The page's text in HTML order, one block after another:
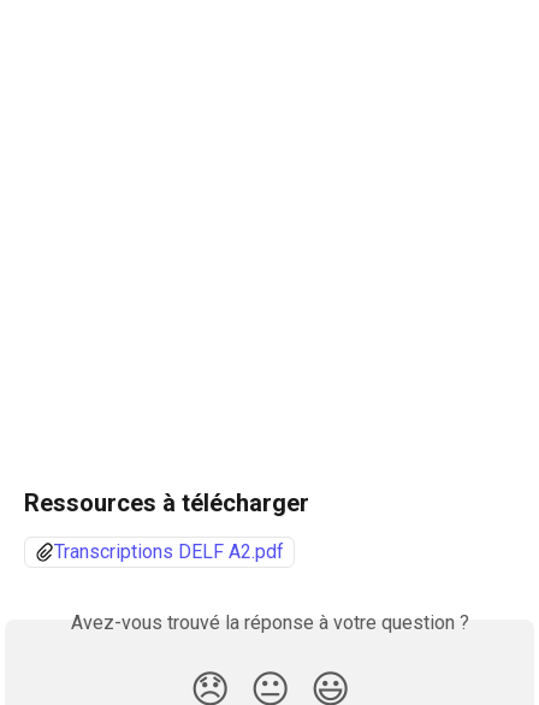
Ressources à télécharger
Transcriptions DELF A2.pdf
Avez-vous trouvé la réponse à votre question ?
😞 😐 😃